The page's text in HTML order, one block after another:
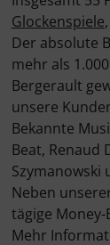
Glockenspiele,
Der absolute
mehr als
Bergerault
unsere
Bekannte
Beat, Renaud
Szymanowski
Neben
tägige
Mehr